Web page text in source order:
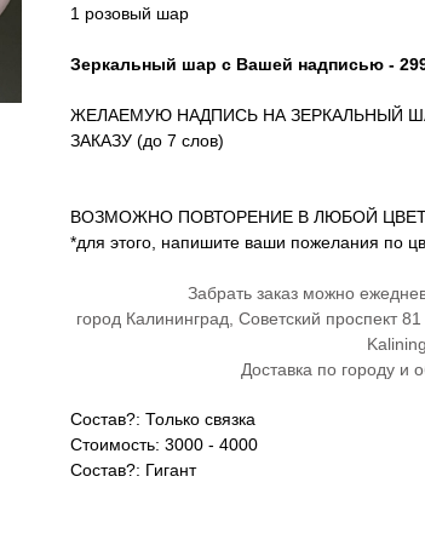
1 розовый шар
Зеркальный шар с Вашей надписью -
ЖЕЛАЕМУЮ НАДПИСЬ НА ЗЕРКАЛЬНЫЙ
ЗАКАЗУ (до 7 слов)
ВОЗМОЖНО ПОВТОРЕНИЕ В ЛЮБОЙ
*для этого, напишите ваши пожелания по
Забрать заказ можно
город Калининград, Советский проспект
Доставка по городу и
Состав?: Только связка
Стоимость: 3000 - 4000
Состав?: Гигант